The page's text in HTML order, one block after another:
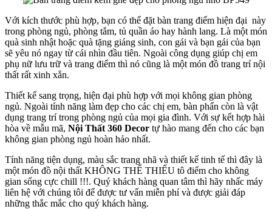
Với kích thước phù hợp, bạn có thể đặt bàn trang điểm hiện đại này
trong phòng ngủ, phòng tắm, tủ quần áo hay hành lang. Là một món
quà sinh nhật hoặc quà tặng giáng sinh, con gái và bạn gái của bạn
sẽ yêu nó ngay từ cái nhìn đầu tiên. Ngoài công dụng giúp chị em
phụ nữ lưu trữ và trang điểm thì nó cũng là một món đồ trang trí nội
thất rất xinh xắn.
Thiết kế sang trọng, hiện đại phù hợp với mọi không gian phòng
ngủ. Ngoài tính năng làm đẹp cho các chị em, bàn phấn còn là vật
dụng trang trí trong phòng ngủ của mọi gia đình. Với sự kết hợp hài
hòa về mẫu mã, Nội Thất 360 Decor tự hào mang đến cho các bạn
không gian phòng ngủ hoàn hảo nhất.
Tính năng tiện dụng, màu sắc trang nhã và thiết kế tinh tế thì đây là
một món đồ nội thất KHÔNG THỂ THIẾU tô điểm cho không
gian sống cực chill !!!. Quý khách hàng quan tâm thì hãy nhấc máy
liên hệ với chúng tôi để được tư vấn miễn phí và được giải đáp
những thắc mắc cho quý khách hàng.